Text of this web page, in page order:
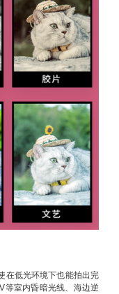
在低光环境下也能拍出完
等室内昏暗光线、海边逆